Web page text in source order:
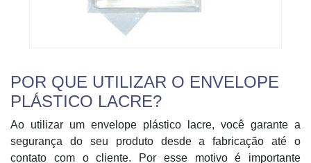
POR QUE UTILIZAR O ENVELOPE
PLÁSTICO LACRE?
Ao utilizar um envelope plástico lacre, você garante a
segurança do seu produto desde a fabricação até o
contato com o cliente. Por esse motivo é importante